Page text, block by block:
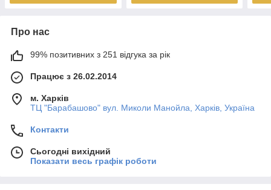
Про нас
99% позитивних з 251 відгука за рік
Працює з 26.02.2014
м. Харків
ТЦ "Барабашово" вул. Миколи Манойла, Харків, Україна
Контакти
Сьогодні вихідний
Показати весь графік роботи